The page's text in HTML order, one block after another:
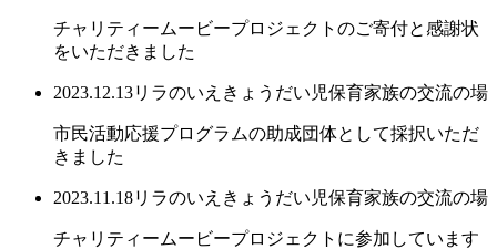
チャリティームービープロジェクトのご寄付と感謝状
をいただきました
2023.12.13リラのいえ きょうだい児保育家族の交流の場
市民活動応援プログラムの助成団体として採択いただ
きました
2023.11.18リラのいえ きょうだい児保育家族の交流の場
チャリティームービープロジェクトに参加しています